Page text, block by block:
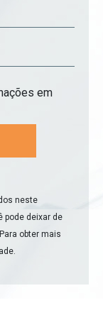
em
neste
pode deixar de
obter mais
.